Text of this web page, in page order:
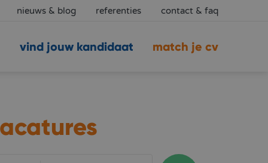
nieuws & blog referenties contact & faq
match je cv
vind jouw kandidaat